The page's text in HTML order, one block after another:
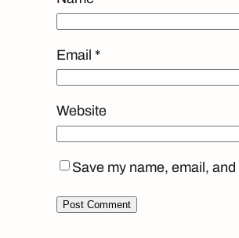
Email *
Website
Save my name, email,